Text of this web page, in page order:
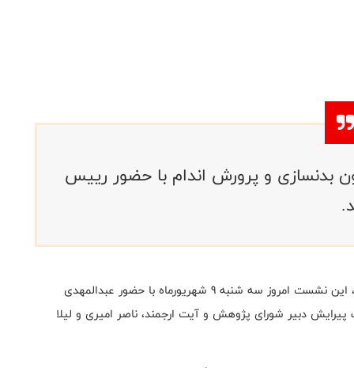
و پرورش اندام با حضور رییس
به گزارش روابط عمومی فدراسیون بدنسازی و پرورش اندام، این نشست امروز سه شنبه 9 شهریورماه با حضور عبدالمهدی
دبیر شورای پژوهش و آیت ارجمند، ناصر امیری و لیلا